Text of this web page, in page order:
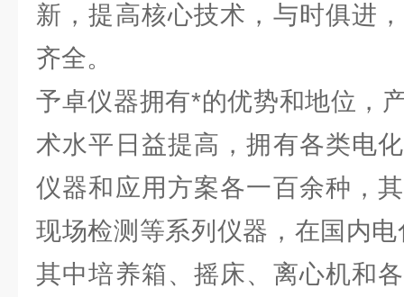
新，提高核心技术，与时俱进
齐全。
予卓仪器拥有*的优势和地位，
术水平日益提高，拥有各类电
仪器和应用方案各一百余种，
现场检测等系列仪器，在国内
其中培养箱、摇床、离心机和